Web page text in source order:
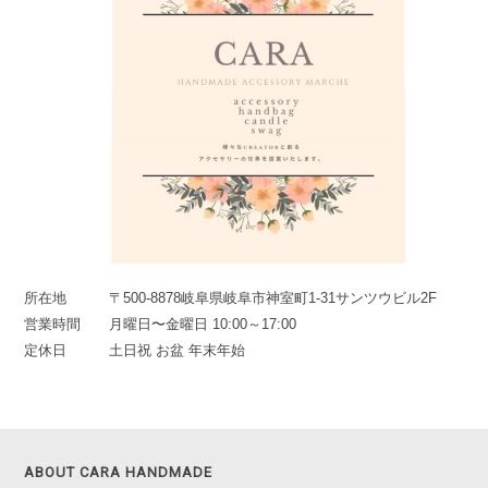
所在地
〒500-8878岐阜県岐阜市神室町1-31サンツウビル2F
営業時間
月曜日〜金曜日 10:00～17:00
定休日
土日祝 お盆 年末年始
ABOUT CARA HANDMADE